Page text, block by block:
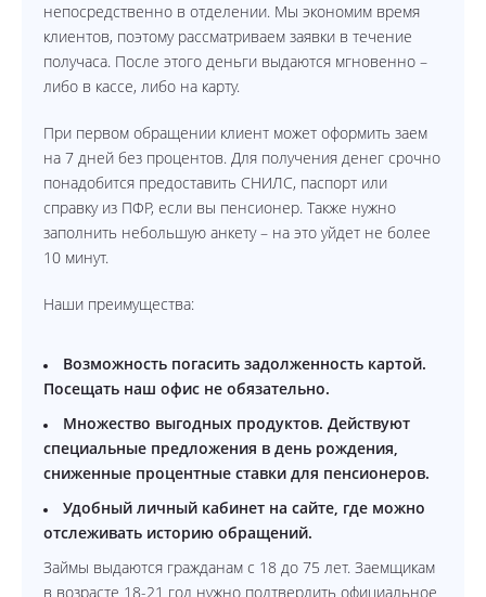
непосредственно в отделении. Мы экономим время
клиентов, поэтому рассматриваем заявки в течение
получаса. После этого деньги выдаются мгновенно –
либо в кассе, либо на карту.
При первом обращении клиент может оформить заем
на 7 дней без процентов. Для получения денег срочно
понадобится предоставить СНИЛС, паспорт или
справку из ПФР, если вы пенсионер. Также нужно
заполнить небольшую анкету – на это уйдет не более
10 минут.
Наши преимущества:
Возможность погасить задолженность картой.
Посещать наш офис не обязательно.
Множество выгодных продуктов. Действуют
специальные предложения в день рождения,
сниженные процентные ставки для пенсионеров.
Удобный личный кабинет на сайте, где можно
отслеживать историю обращений.
Займы выдаются гражданам с 18 до 75 лет. Заемщикам
в возрасте 18-21 год нужно подтвердить официальное